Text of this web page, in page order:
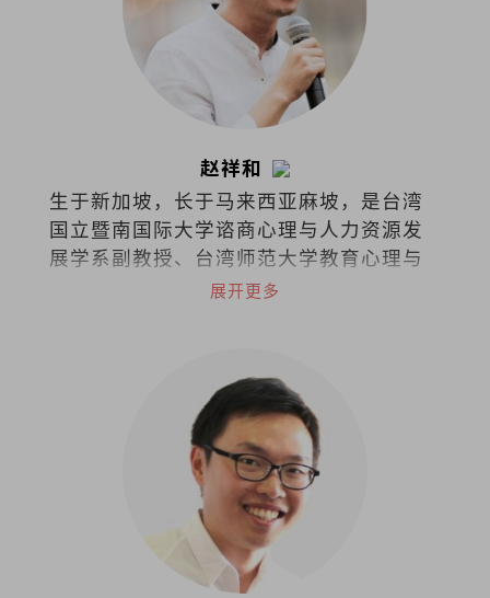
赵祥和
生于新加坡，长于马来西亚麻坡，是台湾
国立暨南国际大学谘商心理与人力资源发
展学系副教授、台湾师范大学教育心理与
辅导学系博士，也是一名谘商心理师。
展开更多